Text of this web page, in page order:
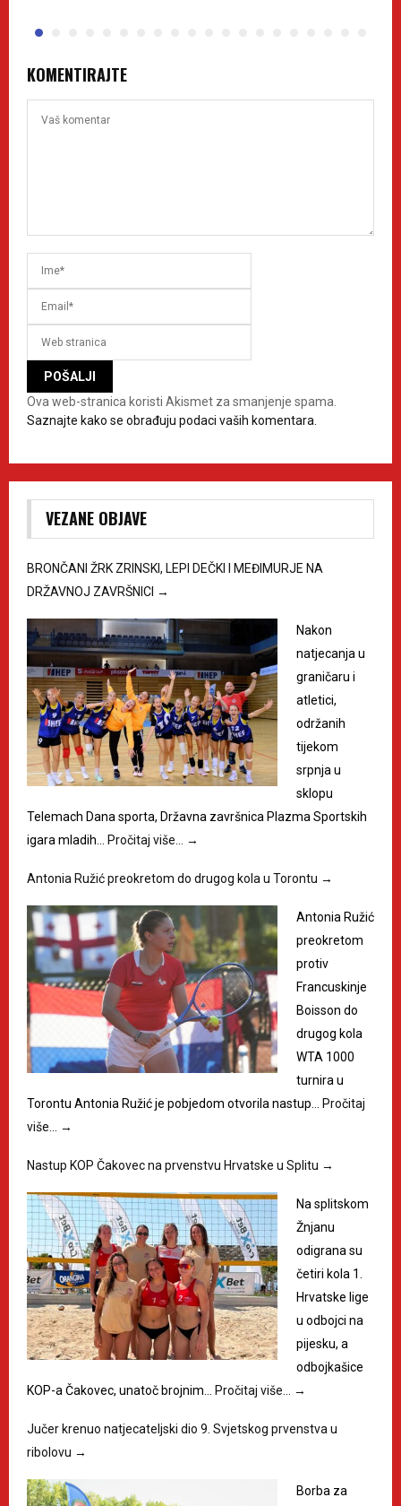
KOMENTIRAJTE
Ova web-stranica koristi Akismet za smanjenje spama.
Saznajte kako se obrađuju podaci vaših komentara.
VEZANE OBJAVE
BRONČANI ŽRK ZRINSKI, LEPI DEČKI I MEĐIMURJE NA
DRŽAVNOJ ZAVRŠNICI →
Nakon
natjecanja u
graničaru i
atletici,
održanih
tijekom
srpnja u
sklopu
Telemach Dana sporta, Državna završnica Plazma Sportskih
igara mladih… Pročitaj više… →
Antonia Ružić preokretom do drugog kola u Torontu →
Antonia Ružić
preokretom
protiv
Francuskinje
Boisson do
drugog kola
WTA 1000
turnira u
Torontu Antonia Ružić je pobjedom otvorila nastup… Pročitaj
više… →
Nastup KOP Čakovec na prvenstvu Hrvatske u Splitu →
Na splitskom
Žnjanu
odigrana su
četiri kola 1.
Hrvatske lige
u odbojci na
pijesku, a
odbojkašice
KOP-a Čakovec, unatoč brojnim… Pročitaj više… →
Jučer krenuo natjecateljski dio 9. Svjetskog prvenstva u
ribolovu →
Borba za